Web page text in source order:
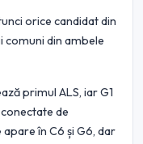
orice candidat din
comuni din ambele
primul ALS, iar G1
de
în C6 și G6, dar